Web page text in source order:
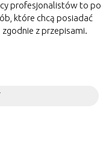
profesjonalistów to po
które chcą posiadać
z przepisami.